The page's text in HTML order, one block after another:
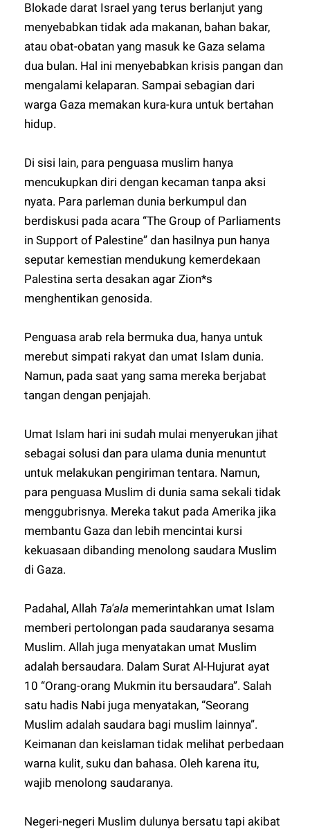
Blokade darat Israel yang terus berlanjut yang
menyebabkan tidak ada makanan, bahan bakar,
atau obat-obatan yang masuk ke Gaza selama
dua bulan. Hal ini menyebabkan krisis pangan dan
mengalami kelaparan. Sampai sebagian dari
warga Gaza memakan kura-kura untuk bertahan
hidup.
Di sisi lain, para penguasa muslim hanya
mencukupkan diri dengan kecaman tanpa aksi
nyata. Para parleman dunia berkumpul dan
berdiskusi pada acara “The Group of Parliaments
in Support of Palestine” dan hasilnya pun hanya
seputar kemestian mendukung kemerdekaan
Palestina serta desakan agar Zion*s
menghentikan genosida.
Penguasa arab rela bermuka dua, hanya untuk
merebut simpati rakyat dan umat Islam dunia.
Namun, pada saat yang sama mereka berjabat
tangan dengan penjajah.
Umat Islam hari ini sudah mulai menyerukan jihat
sebagai solusi dan para ulama dunia menuntut
untuk melakukan pengiriman tentara. Namun,
para penguasa Muslim di dunia sama sekali tidak
menggubrisnya. Mereka takut pada Amerika jika
membantu Gaza dan lebih mencintai kursi
kekuasaan dibanding menolong saudara Muslim
di Gaza.
Padahal, Allah Ta'ala memerintahkan umat Islam
memberi pertolongan pada saudaranya sesama
Muslim. Allah juga menyatakan umat Muslim
adalah bersaudara. Dalam Surat Al-Hujurat ayat
10 “Orang-orang Mukmin itu bersaudara”. Salah
satu hadis Nabi juga menyatakan, “Seorang
Muslim adalah saudara bagi muslim lainnya”.
Keimanan dan keislaman tidak melihat perbedaan
warna kulit, suku dan bahasa. Oleh karena itu,
wajib menolong saudaranya.
Negeri-negeri Muslim dulunya bersatu tapi akibat